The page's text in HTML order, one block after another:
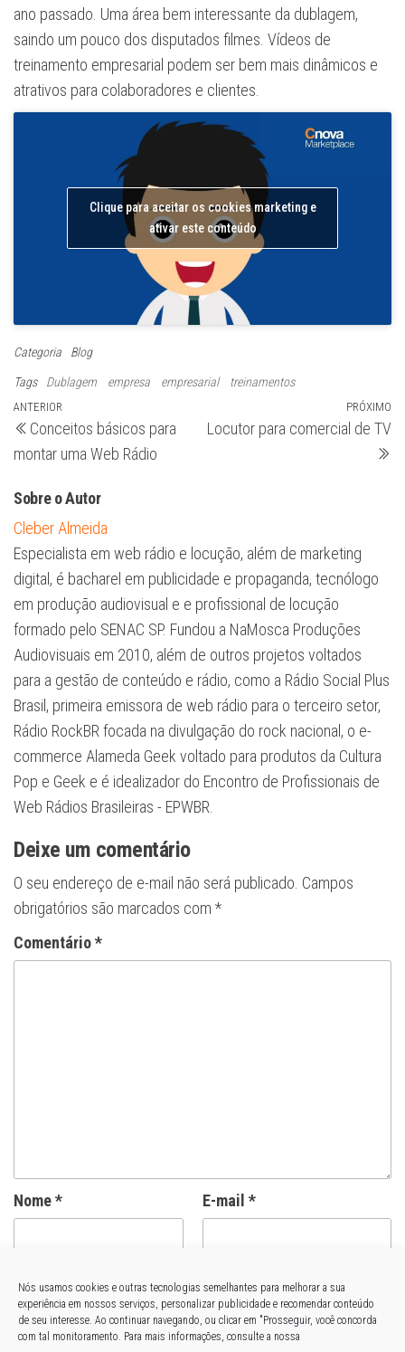
Nós usamos cookies e outras tecnologias semelhantes para melhorar a sua
experiência em nossos serviços, personalizar publicidade e recomendar conteúdo
de seu interesse. Ao continuar navegando, ou clicar em "Prosseguir, você concorda
com tal monitoramento. Para mais informações, consulte a nossa
ano passado. Uma área bem interessante da dublagem,
saindo um pouco dos disputados filmes. Vídeos de
treinamento empresarial podem ser bem mais dinâmicos e
atrativos para colaboradores e clientes.
Clique para aceitar os cookies marketing e
ativar este conteúdo
Categoria Blog
Tags Dublagem empresa empresarial treinamentos
Navegação
de
Post
anterior
ANTERIOR
Conceitos básicos para
montar uma Web Rádio
PRÓXIMO
Locutor para comercial de TV
Sobre o Autor
Cleber Almeida
Especialista em web rádio e locução, além de marketing
digital, é bacharel em publicidade e propaganda, tecnólogo
em produção audiovisual e e profissional de locução
formado pelo SENAC SP. Fundou a NaMosca Produções
Audiovisuais em 2010, além de outros projetos voltados
para a gestão de conteúdo e rádio, como a Rádio Social Plus
Brasil, primeira emissora de web rádio para o terceiro setor,
Rádio RockBR focada na divulgação do rock nacional, o e-
commerce Alameda Geek voltado para produtos da Cultura
Pop e Geek e é idealizador do Encontro de Profissionais de
Web Rádios Brasileiras - EPWBR.
Deixe um comentário
O seu endereço de e-mail não será publicado. Campos
obrigatórios são marcados com *
Comentário*
Nome* E-mail *
Site